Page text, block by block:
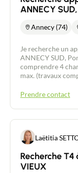
ANNECY
Annecy (74)
Je recherche un
ANNECY SUD,
comprendre 4
max. (travaux
Prendre contact
Laëtitia
Recherche T4
VIEUX